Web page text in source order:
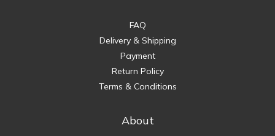
FAQ
Delivery & Shipping
Payment
Return Policy
Terms & Conditions
About